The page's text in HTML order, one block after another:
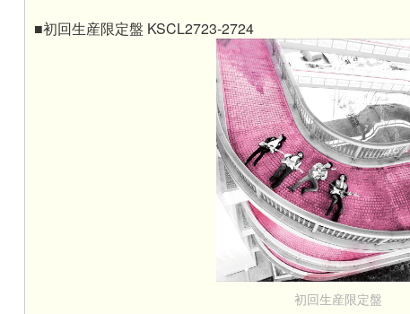
■初回生産限定盤 KSCL2723-2724
初回生産限定盤